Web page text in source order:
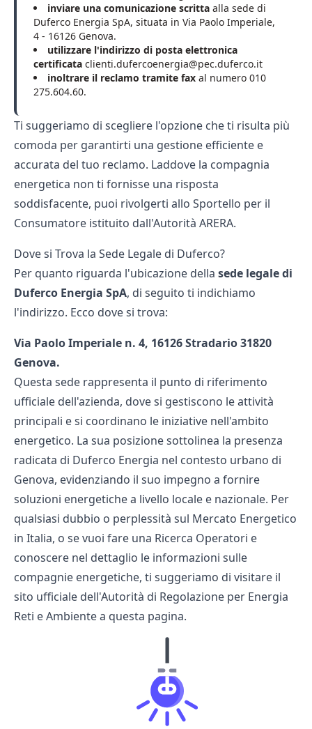
inviare una comunicazione scritta alla sede di
Duferco Energia SpA, situata in Via Paolo Imperiale,
4 - 16126 Genova.
utilizzare l'indirizzo di posta elettronica
certificata clienti.dufercoenergia@pec.duferco.it
inoltrare il reclamo tramite fax al numero 010
275.604.60.
Ti suggeriamo di scegliere l'opzione che ti risulta più
comoda per garantirti una gestione efficiente e
accurata del tuo reclamo. Laddove la compagnia
energetica non ti fornisse una risposta
soddisfacente, puoi rivolgerti allo Sportello per il
Consumatore istituito dall'Autorità ARERA.
Dove si Trova la Sede Legale di Duferco?
Per quanto riguarda l'ubicazione della sede legale di
Duferco Energia SpA, di seguito ti indichiamo
l'indirizzo. Ecco dove si trova:
Via Paolo Imperiale n. 4, 16126 Stradario 31820
Genova.
Questa sede rappresenta il punto di riferimento
ufficiale dell'azienda, dove si gestiscono le attività
principali e si coordinano le iniziative nell'ambito
energetico. La sua posizione sottolinea la presenza
radicata di Duferco Energia nel contesto urbano di
Genova, evidenziando il suo impegno a fornire
soluzioni energetiche a livello locale e nazionale. Per
qualsiasi dubbio o perplessità sul Mercato Energetico
in Italia, o se vuoi fare una Ricerca Operatori e
conoscere nel dettaglio le informazioni sulle
compagnie energetiche, ti suggeriamo di visitare il
sito ufficiale dell'Autorità di Regolazione per Energia
Reti e Ambiente a questa pagina.